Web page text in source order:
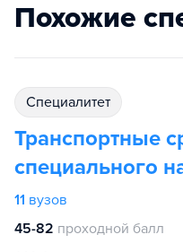
Похожие
специалитет
Транспортные
специального
11 вузов
45-82 проходной балл